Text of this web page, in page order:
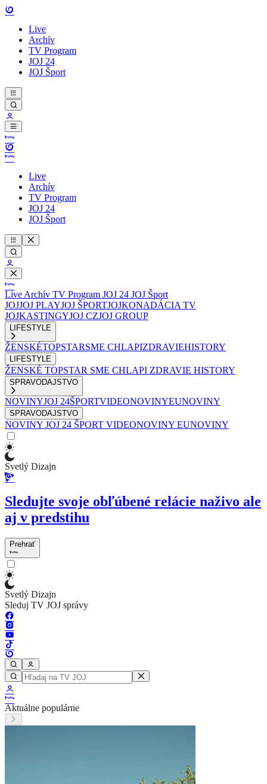
Live
Archív
TV Program
JOJ 24
JOJ Šport
Live
Archív
TV Program
JOJ 24
JOJ Šport
Live Archív TV Program JOJ 24 JOJ Šport
JOJJOJ PLAYJOJ ŠPORTJOJKONADÁCIA TV
JOJKASTINGYJOJ CZJOJ GROUP
LIFESTYLE
ŽENSKÉTOPSTARSME CHLAPIZDRAVIEHISTORY
LIFESTYLE
ŽENSKÉ TOPSTAR SME CHLAPI ZDRAVIE HISTORY
SPRAVODAJSTVO
NOVINYJOJ 24ŠPORTVIDEONOVINYEUNOVINY
SPRAVODAJSTVO
NOVINY JOJ 24 ŠPORT VIDEONOVINY EUNOVINY
Svetlý Dizajn
Sledujte svoje obľúbené relácie naživo ale
aj v predstihu
Prehrať
Svetlý Dizajn
Sleduj TV JOJ správy
Aktuálne populárne